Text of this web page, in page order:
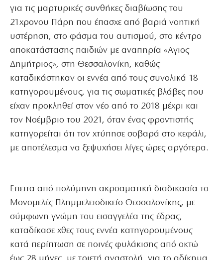
για τις μαρτυρικές συνθήκες διαβίωσης του
21χρονου Πάρη που έπασχε από βαριά νοητική
υστέρηση, στο φάσμα του αυτισμού, στο κέντρο
αποκατάστασης παιδιών με αναπηρία «Αγιος
Δημήτριος», στη Θεσσαλονίκη, καθώς
καταδικάστηκαν οι εννέα από τους συνολικά 18
κατηγορουμένους, για τις σωματικές βλάβες που
είχαν προκληθεί στον νέο από το 2018 μέχρι και
τον Νοέμβριο του 2021, όταν ένας φροντιστής
κατηγορείται ότι τον χτύπησε σοβαρά στο κεφάλι,
με αποτέλεσμα να ξεψυχήσει λίγες ώρες αργότερα.
Επειτα από πολύμηνη ακροαματική διαδικασία το
Μονομελές Πλημμελειοδικείο Θεσσαλονίκης, με
σύμφωνη γνώμη του εισαγγελέα της έδρας,
καταδίκασε χθες τους εννέα κατηγορουμένους
κατά περίπτωση σε ποινές φυλάκισης από οκτώ